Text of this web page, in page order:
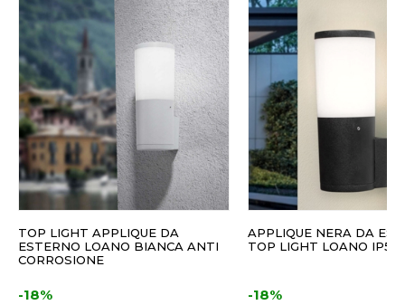
TOP LIGHT APPLIQUE DA
ESTERNO LOANO BIANCA ANTI
CORROSIONE
-18%
APPLIQUE NERA DA
TOP LIGHT LOANO IP55
-18%